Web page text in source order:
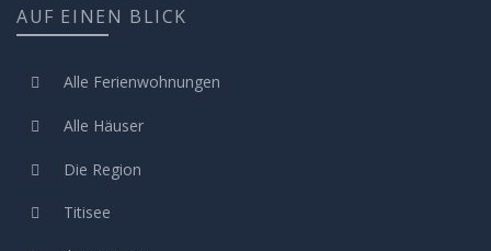
AUF EINEN BLICK
Alle Ferienwohnungen
Alle Häuser
Die Region
Titisee